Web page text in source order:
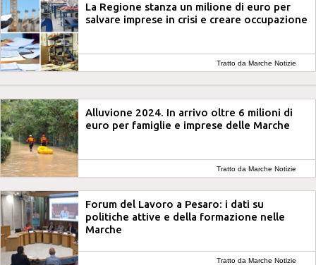
La Regione stanza un milione di euro per
salvare imprese in crisi e creare occupazione
Tratto da Marche Notizie
Alluvione 2024. In arrivo oltre 6 milioni di
euro per famiglie e imprese delle Marche
Tratto da Marche Notizie
Forum del Lavoro a Pesaro: i dati su
politiche attive e della formazione nelle
Marche
Tratto da Marche Notizie